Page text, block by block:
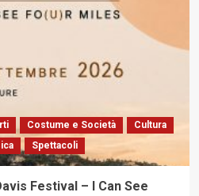
Costume e Società
Cultura
Spettacoli
Festival – I Can See